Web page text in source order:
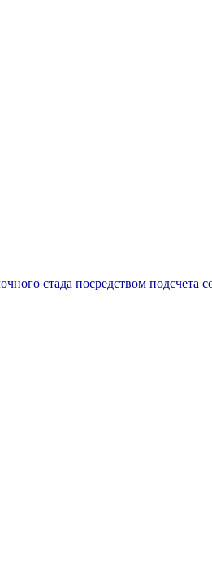
стада посредством подсчета